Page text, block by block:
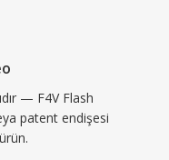
olmadan
desteği
akışları ve
WebM ve
OGV&#039;nın
— F4V Flash
patent endişesi